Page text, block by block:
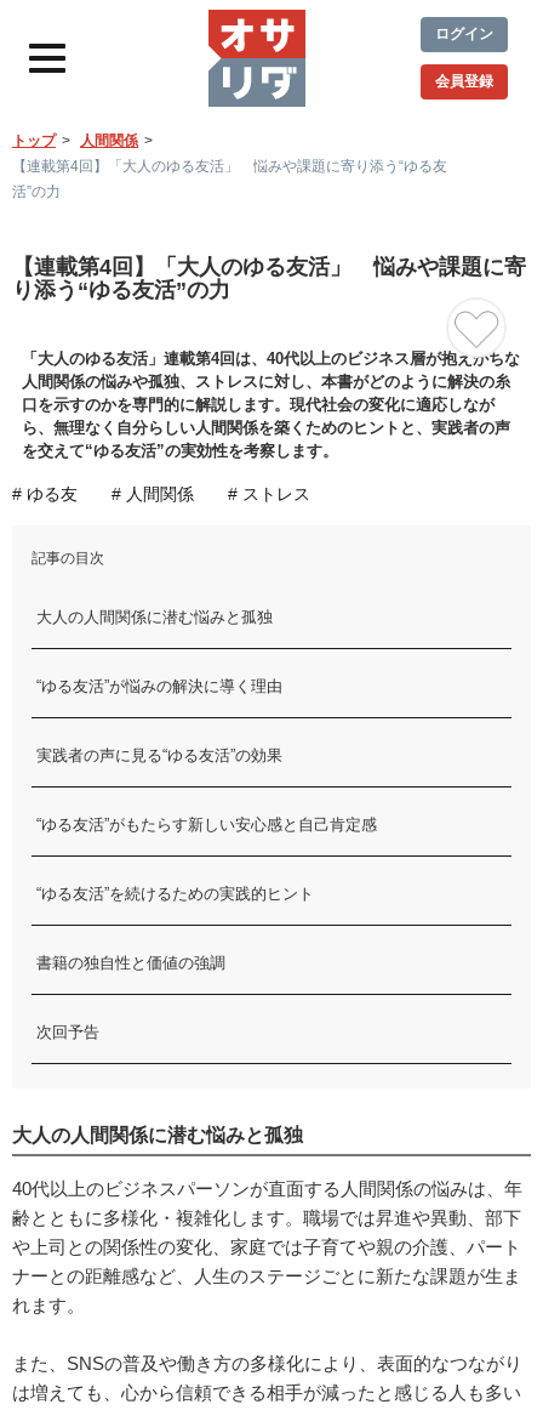
ログイン
会員登録
トップ
人間関係
【連載第4回】「大人のゆる友活」 悩みや課題に寄り添う“ゆる友
活”の力
【連載第4回】「大人のゆる友活」 悩みや課題に寄
り添う“ゆる友活”の力
「大人のゆる友活」連載第4回は、40代以上のビジネス層が抱えがちな
人間関係の悩みや孤独、ストレスに対し、本書がどのように解決の糸
口を示すのかを専門的に解説します。現代社会の変化に適応しなが
ら、無理なく自分らしい人間関係を築くためのヒントと、実践者の声
を交えて“ゆる友活”の実効性を考察します。
# ゆる友 # 人間関係 # ストレス
記事の目次
大人の人間関係に潜む悩みと孤独
“ゆる友活”が悩みの解決に導く理由
実践者の声に見る“ゆる友活”の効果
“ゆる友活”がもたらす新しい安心感と自己肯定感
“ゆる友活”を続けるための実践的ヒント
書籍の独自性と価値の強調
次回予告
大人の人間関係に潜む悩みと孤独
40代以上のビジネスパーソンが直面する人間関係の悩みは、年
齢とともに多様化・複雑化します。職場では昇進や異動、部下
や上司との関係性の変化、家庭では子育てや親の介護、パート
ナーとの距離感など、人生のステージごとに新たな課題が生ま
れます。
また、SNSの普及や働き方の多様化により、表面的なつながり
は増えても、心から信頼できる相手が減ったと感じる人も多い